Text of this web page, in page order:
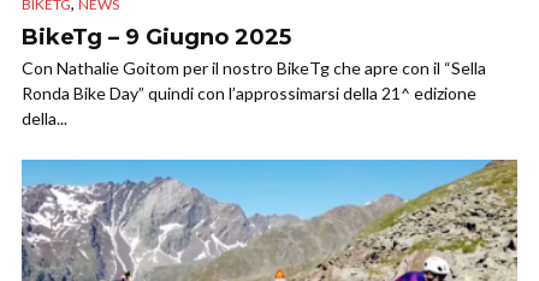
BIKETG NEWS
BikeTg – 9 Giugno 2025
Con Nathalie Goitom per il nostro BikeTg che apre con il “Sella
Ronda Bike Day” quindi con l’approssimarsi della 21^ edizione
della...